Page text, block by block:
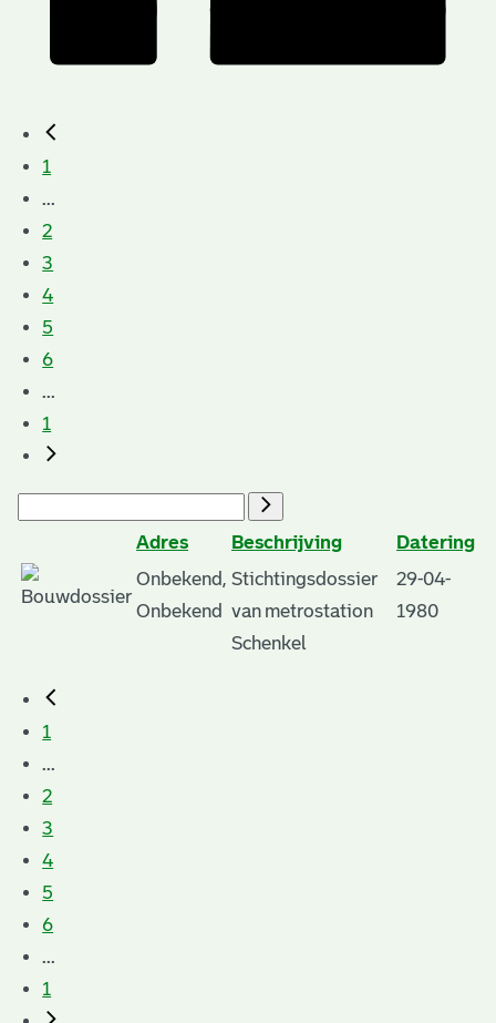
1
...
2
3
4
5
6
...
1
Adres Beschrijving
Datering
Onbekend,
Onbekend
Stichtingsdossier
van metrostation
Schenkel
29-04-
1980
1
...
2
3
4
5
6
...
1